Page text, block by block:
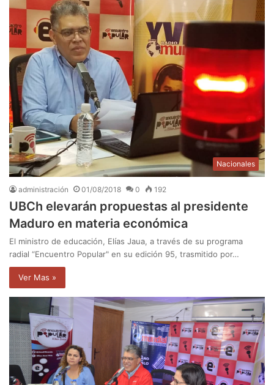
Nacionales
administración 01/08/2018 0 192
UBCh elevarán propuestas al presidente
Maduro en materia económica
El ministro de educación, Elías Jaua, a través de su programa
radial “Encuentro Popular" en su edición 95, trasmitido por…
Ver Mas »